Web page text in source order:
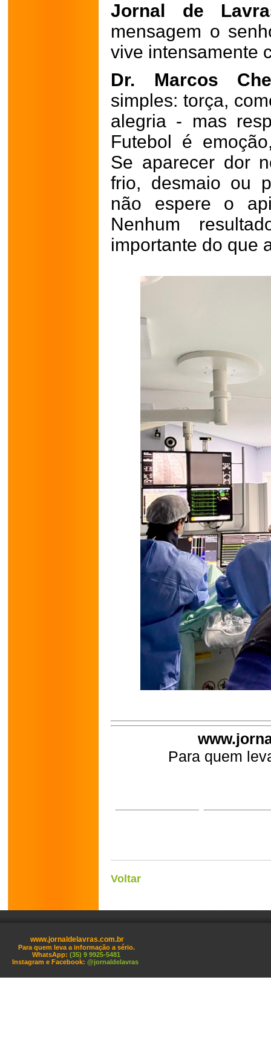
Jornal de
mensagem o
vive intensamente
Dr. Marcos
simples: torça,
alegria - mas
Futebol é
Se aparecer dor
frio, desmaio ou
não espere o
Nenhum
importante do que
Para quem
Voltar
www.jornaldelavras.com.br
Para quem leva a informação a sério.
WhatsApp: (35) 9 9925-5481
Instagram e Facebook: @jornaldelavras